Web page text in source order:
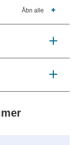
Åbn alle